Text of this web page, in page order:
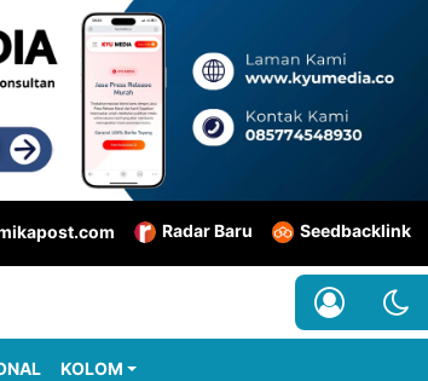
Radar Baru Seedbacklink
KOLOM